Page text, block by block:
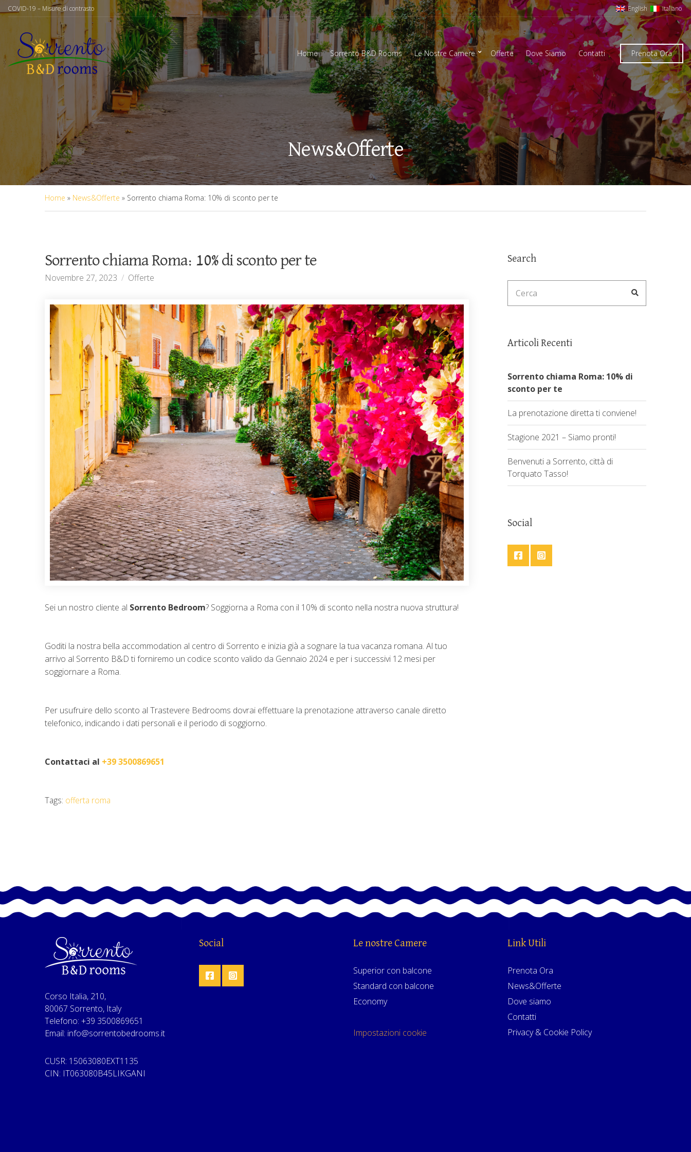
COVID-19 – Misure di contrasto English Italiano
Home Sorrento B&D Rooms Le Nostre Camere Offerte Dove Siamo Contatti Prenota Ora
News&Offerte
Home » News&Offerte » Sorrento chiama Roma: 10% di sconto per te
Sorrento chiama Roma: 10% di sconto per te
Novembre 27, 2023 Offerte
Sei un nostro cliente al Sorrento Bedroom? Soggiorna a Roma con il 10% di sconto nella nostra nuova struttura!
Goditi la nostra bella accommodation al centro di Sorrento e inizia già a sognare la tua vacanza romana. Al tuo
arrivo al Sorrento B&D ti forniremo un codice sconto valido da Gennaio 2024 e per i successivi 12 mesi per
soggiornare a Roma.
Per usufruire dello sconto al Trastevere Bedrooms dovrai effettuare la prenotazione attraverso canale diretto
telefonico, indicando i dati personali e il periodo di soggiorno.
Contattaci al +39 3500869651
Tags: offerta roma
Search
for:
Articoli Recenti
Sorrento chiama Roma: 10% di
sconto per te
La prenotazione diretta ti conviene!
Stagione 2021 – Siamo pronti!
Benvenuti a Sorrento, città di
Torquato Tasso!
Social
Corso Italia, 210,
80067 Sorrento, Italy
Telefono: +39 3500869651
Email: info@sorrentobedrooms.it
CUSR: 15063080EXT1135
CIN: IT063080B45LIKGANI
Social Le nostre Camere
Superior con balcone
Standard con balcone
Economy
Impostazioni cookie
Link Utili
Prenota Ora
News&Offerte
Dove siamo
Contatti
Privacy & Cookie Policy